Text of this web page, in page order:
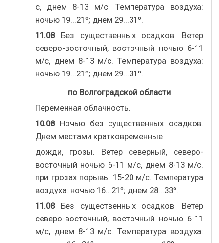
с, днем 8-13 м/с. Температура воздуха:
ночью 19...21º; днем 29...31º.
11.08Без существенных осадков. Ветер
северо-восточный, восточный ночью 6-11
м/с, днем 8-13 м/с. Температура воздуха:
ночью 19...21º; днем 29...31º.
по Волгоградской области
Переменная облачность.
10.08Ночью без существенных осадков.
Днем местами кратковременные
дожди, грозы. Ветер северный, северо-
восточный ночью 6-11 м/с, днем 8-13 м/с.
при грозах порывы 15-20 м/с. Температура
воздуха: ночью 16...21º; днем 28...33º.
11.08Без существенных осадков. Ветер
северо-восточный, восточный ночью 6-11
м/с, днем 8-13 м/с. Температура воздуха: